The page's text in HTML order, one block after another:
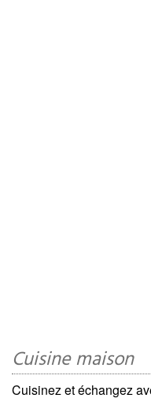
Cuisine maison
Cuisinez et échangez